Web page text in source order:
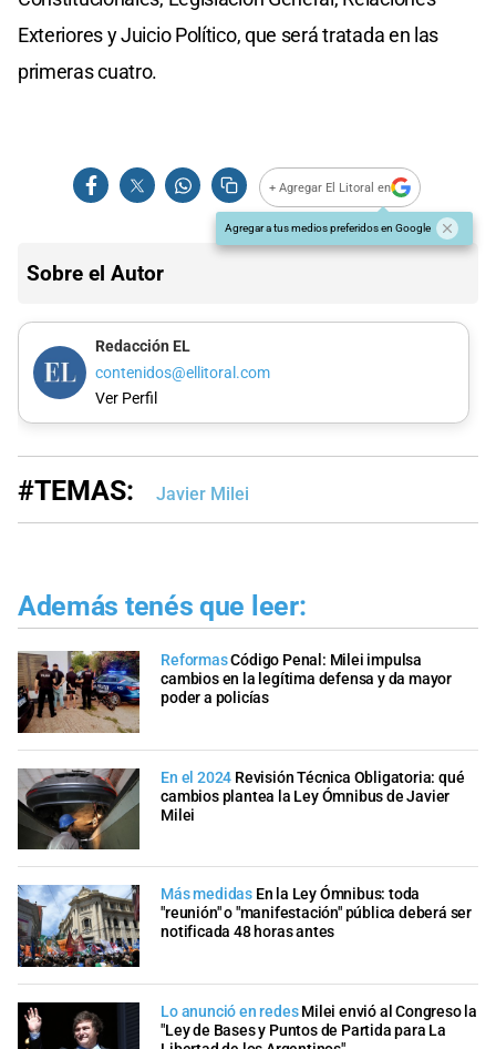
Exteriores y Juicio Político, que será tratada en las
primeras cuatro.
+ Agregar El Litoral en
Agregar a tus medios preferidos en Google
Sobre el Autor
Redacción EL
contenidos@ellitoral.com
Ver Perfil
#TEMAS: Javier Milei
Además tenés que leer:
ReformasCódigo Penal: Milei impulsa
cambios en la legítima defensa y da mayor
poder a policías
En el 2024 Revisión Técnica Obligatoria: qué
cambios plantea la Ley Ómnibus de Javier
Milei
Más medidas En la Ley Ómnibus: toda
"reunión" o "manifestación" pública deberá ser
notificada 48 horas antes
Lo anunció en redes Milei envió al Congreso la
"Ley de Bases y Puntos de Partida para La